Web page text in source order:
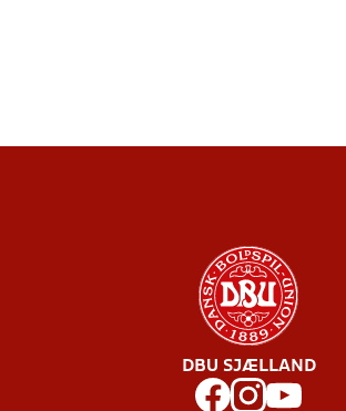
DBU SJÆLLAND